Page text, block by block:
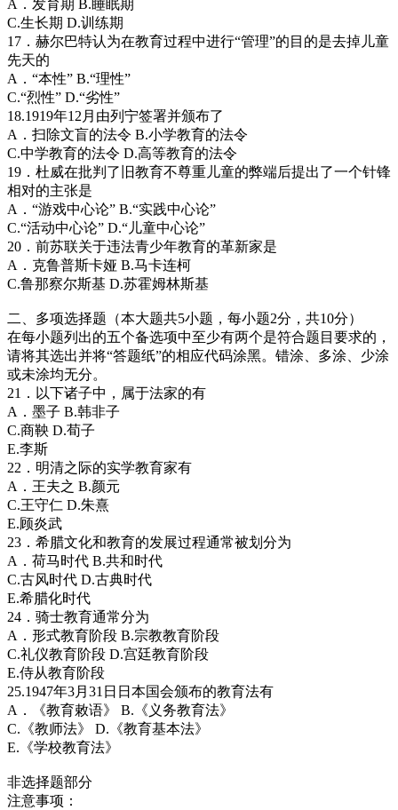
A．发育期 B.睡眠期
C.生长期 D.训练期
17．赫尔巴特认为在教育过程中进行“管理”的目的是去掉儿童
先天的
A．“本性” B.“理性”
C.“烈性” D.“劣性”
18.1919年12月由列宁签署并颁布了
A．扫除文盲的法令 B.小学教育的法令
C.中学教育的法令 D.高等教育的法令
19．杜威在批判了旧教育不尊重儿童的弊端后提出了一个针锋
相对的主张是
A．“游戏中心论” B.“实践中心论”
C.“活动中心论” D.“儿童中心论”
20．前苏联关于违法青少年教育的革新家是
A．克鲁普斯卡娅 B.马卡连柯
C.鲁那察尔斯基 D.苏霍姆林斯基
二、多项选择题（本大题共5小题，每小题2分，共10分）
在每小题列出的五个备选项中至少有两个是符合题目要求的，
请将其选出并将“答题纸”的相应代码涂黑。错涂、多涂、少涂
或未涂均无分。
21．以下诸子中，属于法家的有
A．墨子 B.韩非子
C.商鞅 D.荀子
E.李斯
22．明清之际的实学教育家有
A．王夫之 B.颜元
C.王守仁 D.朱熹
E.顾炎武
23．希腊文化和教育的发展过程通常被划分为
A．荷马时代 B.共和时代
C.古风时代 D.古典时代
E.希腊化时代
24．骑士教育通常分为
A．形式教育阶段 B.宗教教育阶段
C.礼仪教育阶段 D.宫廷教育阶段
E.侍从教育阶段
25.1947年3月31日日本国会颁布的教育法有
A．《教育敕语》 B.《义务教育法》
C.《教师法》 D.《教育基本法》
E.《学校教育法》
非选择题部分
注意事项：